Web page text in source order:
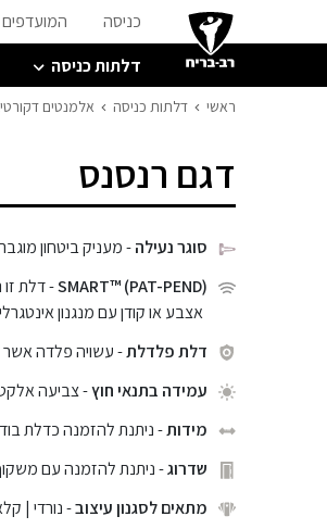
כניסה
דלתות כניסה
ראשי דלתות כניסה אלמנטים
דגם רנסנס
סוגר נעילה- מעניק ביטחון
SMART™ (PAT-PEND)- דלת
אצבע או קודן עם מנגנון
דלת פלדלת- עשויה פלדה אשר
עמידה בתנאי חוץ- צביעה
מידות- ניתנת להזמנה כדלת
שדרוג- ניתנת להזמנה עם
מתאים לסגנון עיצוב- נורדי |